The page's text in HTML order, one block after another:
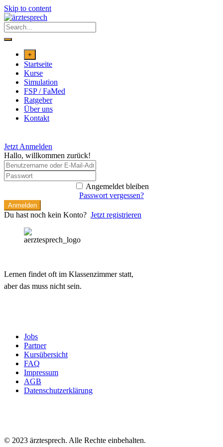
Skip to content
+
Startseite
Kurse
Simulation
FSP / FaMed
Ratgeber
Über uns
Kontakt
Jetzt Anmelden
Hallo, willkommen zurück!
Angemeldet bleiben
Passwort vergessen?
Anmelden
Du hast noch kein Konto? Jetzt registrieren
Lernen findet oft im Klassenzimmer statt,
aber das muss nicht sein.
Jobs
Partner
Kursübersicht
FAQ
Impressum
AGB
Datenschutzerklärung
© 2023 ärztesprech. Alle Rechte einbehalten.